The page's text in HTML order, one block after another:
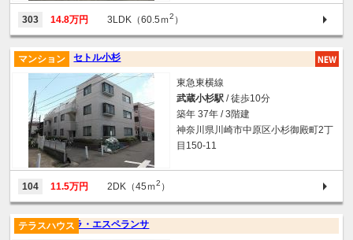
303 14.8万円 3LDK（60.5ｍ2 ）
セトル小杉
マンション
東急東横線
武蔵小杉駅 / 徒歩10分
築年 37年 / 3階建
神奈川県川崎市中原区小杉御殿町2丁
目150-11
104 11.5万円 2DK（45ｍ2 ）
ラ・エスペランサ
テラスハウス